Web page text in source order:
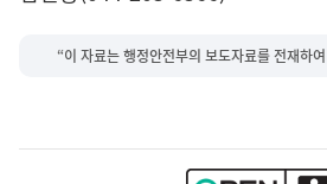
“이 자료는 행정안전부의 보도자료를 전재하